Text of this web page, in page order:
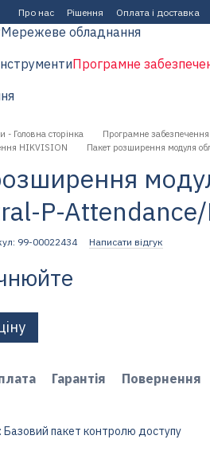
Про нас Рішення Оплата і доставка
Мережеве обладнання
Програмне
- Головна сторінка Програмне забезпечення
HIKVISION
Пакет розширення модуля
P-
99-00022434 Написати відгук
Гарантія
Повернення
Базовий пакет контролю доступу